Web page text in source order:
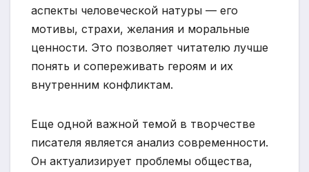
аспекты человеческой натуры — его
мотивы, страхи, желания и моральные
ценности. Это позволяет читателю лучше
понять и сопереживать героям и их
внутренним конфликтам.
Еще одной важной темой в творчестве
писателя является анализ современности.
Он актуализирует проблемы общества,